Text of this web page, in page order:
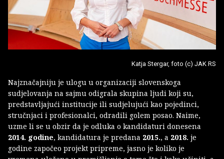
Katja Stergar, foto (c) JAK RS
Najznačajniju je ulogu u organizaciji slovenskoga
sudjelovanja na sajmu odigrala skupina ljudi koji su,
predstavljajući institucije ili sudjelujući kao pojedinci,
stručnjaci i profesionalci, odradili golem posao. Naime,
uzme li se u obzir da je odluka o kandidaturi donesena
2014. godine, kandidatura je predana 2015., a 2018. je
godine započeo projekt pripreme, jasno je koliko je